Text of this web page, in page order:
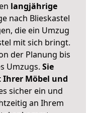
langjährige
nach Blieskastel
die ein Umzug
mit sich bringt.
der Planung bis
Umzugs. Sie
Ihrer Möbel und
sicher ein und
an Ihrem